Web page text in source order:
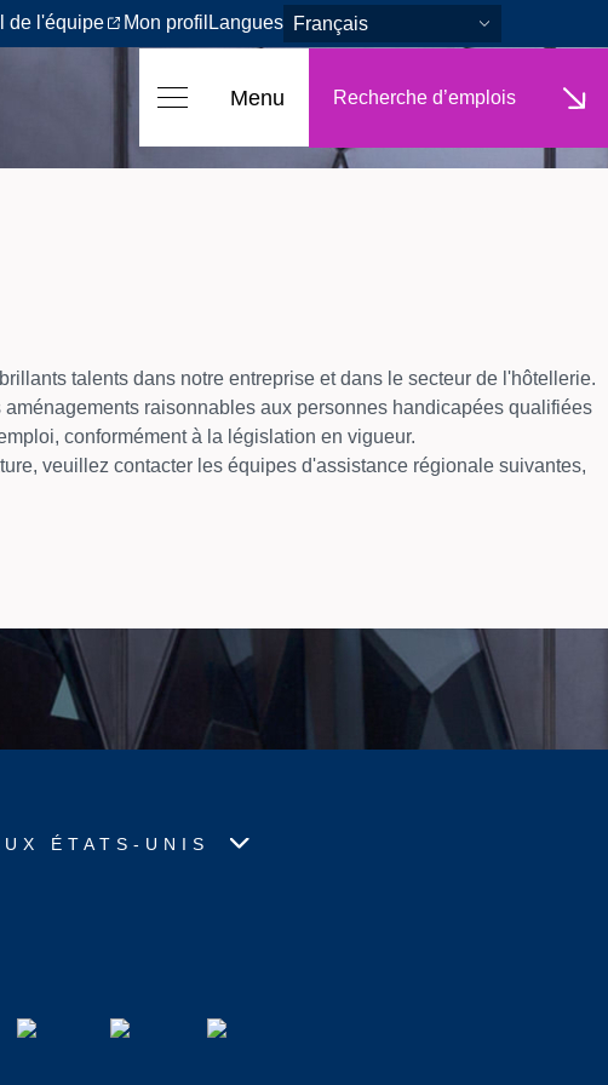
de l'équipe Mon profil Langues Français
Menu Recherche d’emplois
talents dans notre entreprise et dans le secteur de l'hôtellerie.
raisonnables aux personnes handicapées qualifiées
conformément à la législation en vigueur.
veuillez contacter les équipes d'assistance régionale suivantes,
ÉTATS-UNIS